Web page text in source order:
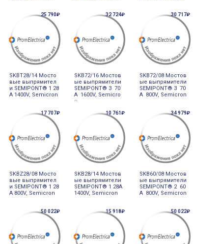
25 790₽
SKBT28/14 Мосто
вые выпрямител
и SEMIPONT® 1 28
A 1400V, Semicron
32 724₽
SKB72/16 Мостов
ые выпрямители
SEMIPONT® 3 70
A 1600V, Semicro
n
30 717₽
SKB72/08 Мостов
ые выпрямители
SEMIPONT® 3 70
A 800V, Semicron
17 707₽
SKBZ28/08 Мосто
вые выпрямител
и SEMIPONT® 1 28
A 800V, Semicron
10 761₽
SKB28/14 Мостов
ые выпрямители
SEMIPONT® 1 28A
1400V, Semicron
34 979₽
SKB60/08 Мостов
ые выпрямители
SEMIPONT® 2 60
A 800V, Semicron
50 022₽ 15 918₽ 50 022₽